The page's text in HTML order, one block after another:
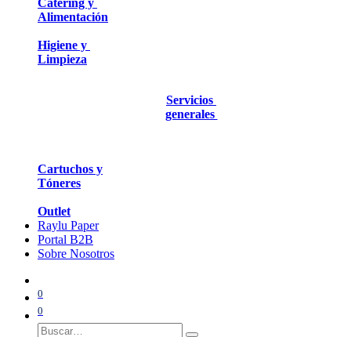
Catering y
Alimentación
Higiene y
Limpieza
Servicios
generales
Cartuchos y
Tóneres
Outlet
Raylu Paper
Portal B2B
Sobre Nosotros
0
0